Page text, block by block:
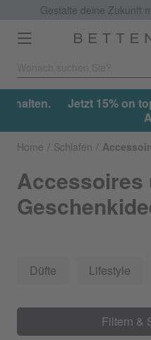
Gestalte deine Zukunft
Toggle
navigation
Jetzt 15% on top auf
Home Schlafen
Accessoires
Düfte Lifestyle
Filtern &
Filtern &